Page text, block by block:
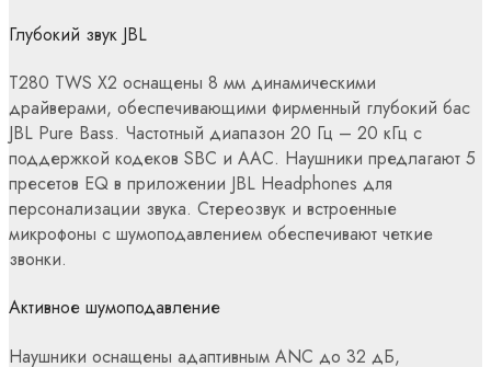
Глубокий звук JBL
T280 TWS X2 оснащены 8 мм динамическими
драйверами, обеспечивающими фирменный глубокий бас
JBL Pure Bass. Частотный диапазон 20 Гц – 20 кГц с
поддержкой кодеков SBC и AAC. Наушники предлагают 5
пресетов EQ в приложении JBL Headphones для
персонализации звука. Стереозвук и встроенные
микрофоны с шумоподавлением обеспечивают четкие
звонки.
Активное шумоподавление
Наушники оснащены адаптивным ANC до 32 дБ,